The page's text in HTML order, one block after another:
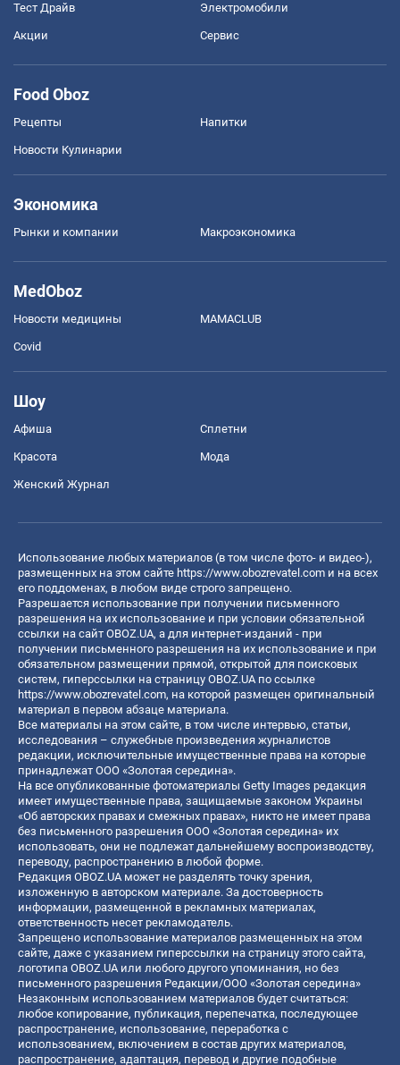
Тест Драйв Электромобили
Акции Сервис
Food Oboz
Рецепты Напитки
Новости Кулинарии
Экономика
Рынки и компании Mакроэкономика
MedOboz
Новости медицины MAMACLUB
Covid
Шоу
Афиша Сплетни
Красота Мода
Женский Журнал
Использование любых материалов (в том числе фото- и видео-),
размещенных на этом сайте https://www.obozrevatel.com и на всех
его поддоменах, в любом виде строго запрещено.
Разрешается использование при получении письменного
разрешения на их использование и при условии обязательной
ссылки на сайт OBOZ.UA, а для интернет-изданий - при
получении письменного разрешения на их использование и при
обязательном размещении прямой, открытой для поисковых
систем, гиперссылки на страницу OBOZ.UA по ссылке
https://www.obozrevatel.com, на которой размещен оригинальный
материал в первом абзаце материала.
Все материалы на этом сайте, в том числе интервью, статьи,
исследования – служебные произведения журналистов
редакции, исключительные имущественные права на которые
принадлежат ООО «Золотая середина».
На все опубликованные фотоматериалы Getty Images редакция
имеет имущественные права, защищаемые законом Украины
«Об авторских правах и смежных правах», никто не имеет права
без письменного разрешения ООО «Золотая середина» их
использовать, они не подлежат дальнейшему воспроизводству,
переводу, распространению в любой форме.
Редакция OBOZ.UA может не разделять точку зрения,
изложенную в авторском материале. За достоверность
информации, размещенной в рекламных материалах,
ответственность несет рекламодатель.
Запрещено использование материалов размещенных на этом
сайте, даже с указанием гиперссылки на страницу этого сайта,
логотипа OBOZ.UA или любого другого упоминания, но без
письменного разрешения Редакции/ООО «Золотая середина»
Незаконным использованием материалов будет считаться:
любое копирование, публикация, перепечатка, последующее
распространение, использование, переработка с
использованием, включением в состав других материалов,
распространение, адаптация, перевод и другие подобные